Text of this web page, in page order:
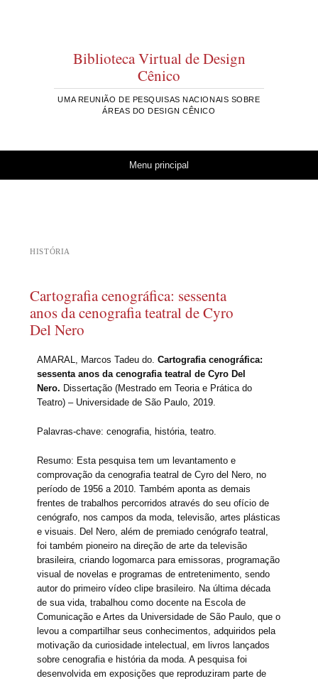
Biblioteca Virtual de Design
Cênico
UMA REUNIÃO DE PESQUISAS NACIONAIS SOBRE
ÁREAS DO DESIGN CÊNICO
Menu principal
HISTÓRIA
Cartografia cenográfica: sessenta
anos da cenografia teatral de Cyro
Del Nero
AMARAL, Marcos Tadeu do.Cartografia cenográfica:
sessenta anos da cenografia teatral de Cyro Del
Nero. Dissertação (Mestrado em Teoria e Prática do
Teatro) – Universidade de São Paulo, 2019.
Palavras-chave: cenografia, história, teatro.
Resumo: Esta pesquisa tem um levantamento e
comprovação da cenografia teatral de Cyro del Nero, no
período de 1956 a 2010. Também aponta as demais
frentes de trabalhos percorridos através do seu ofício de
cenógrafo, nos campos da moda, televisão, artes plásticas
e visuais. Del Nero, além de premiado cenógrafo teatral,
foi também pioneiro na direção de arte da televisão
brasileira, criando logomarca para emissoras, programação
visual de novelas e programas de entretenimento, sendo
autor do primeiro vídeo clipe brasileiro. Na última década
de sua vida, trabalhou como docente na Escola de
Comunicação e Artes da Universidade de São Paulo, que o
levou a compartilhar seus conhecimentos, adquiridos pela
motivação da curiosidade intelectual, em livros lançados
sobre cenografia e história da moda. A pesquisa foi
desenvolvida em exposições que reproduziram parte de